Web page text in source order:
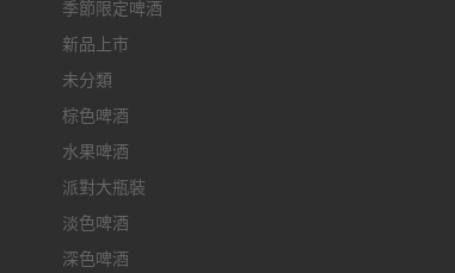
季節限定啤酒
新品上市
未分類
棕色啤酒
水果啤酒
派對大瓶裝
淡色啤酒
深色啤酒